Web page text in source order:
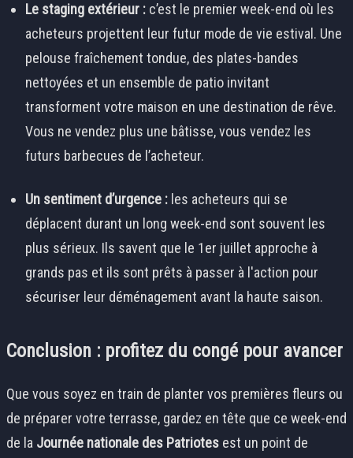
Le staging extérieur : c’est le premier week-end où les
acheteurs projettent leur futur mode de vie estival. Une
pelouse fraîchement tondue, des plates-bandes
nettoyées et un ensemble de patio invitant
transforment votre maison en une destination de rêve.
Vous ne vendez plus une bâtisse, vous vendez les
futurs barbecues de l’acheteur.
Un sentiment d’urgence : les acheteurs qui se
déplacent durant un long week-end sont souvent les
plus sérieux. Ils savent que le 1er juillet approche à
grands pas et ils sont prêts à passer à l'action pour
sécuriser leur déménagement avant la haute saison.
Conclusion : profitez du congé pour avancer
Que vous soyez en train de planter vos premières fleurs ou
de préparer votre terrasse, gardez en tête que ce week-end
de la Journée nationale des Patriotes est un point de